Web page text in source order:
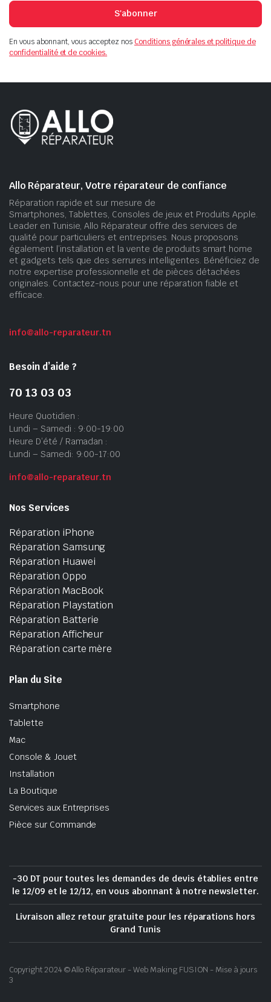
S'abonner
En vous abonnant, vous acceptez nosConditions générales et politique de
confidentialité et de cookies.
Allo Réparateur, Votre réparateur de confiance
Réparation rapide et sur mesure de
Smartphones, Tablettes, Consoles de jeux et Produits Apple.
Leader en Tunisie, Allo Réparateur offre des services de
qualité pour particuliers et entreprises. Nous proposons
également l’installation et la vente de produits smart home
et gadgets tels que des serrures intelligentes. Bénéficiez de
notre expertise professionnelle et de pièces détachées
originales. Contactez-nous pour une réparation fiable et
efficace.
info@allo-reparateur.tn
Besoin d’aide ?
70 13 03 03
Heure Quotidien :
Lundi – Samedi : 9:00-19:00
Heure D’été / Ramadan :
Lundi – Samedi: 9:00-17:00
info@allo-reparateur.tn
Nos Services
Réparation iPhone
Réparation Samsung
Réparation Huawei
Réparation Oppo
Réparation MacBook
Réparation Playstation
Réparation Batterie
Réparation Afficheur
Réparation carte mère
Plan du Site
Smartphone
Tablette
Mac
Console & Jouet
Installation
La Boutique
Services aux Entreprises
Pièce sur Commande
-30 DT pour toutes les demandes de devis établies entre
le 12/09 et le 12/12, en vous abonnant à notre newsletter.
Livraison allez retour gratuite pour les réparations hors
Grand Tunis
Copyright 2024 © Allo Réparateur - Web Making FUSION - Mise à jours
3